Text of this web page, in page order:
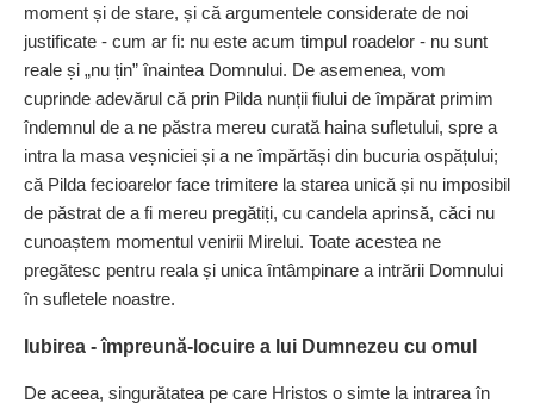
moment și de stare, și că argumentele considerate de noi
justificate - cum ar fi: nu este acum timpul roadelor - nu sunt
reale și „nu țin” înaintea Domnului. De asemenea, vom
cuprinde adevărul că prin Pilda nunții fiului de împărat primim
îndemnul de a ne păstra mereu curată haina sufletului, spre a
intra la masa veșniciei și a ne împărtăși din bucuria ospățului;
că Pilda fecioarelor face trimitere la starea unică și nu imposibil
de păstrat de a fi mereu pregătiți, cu candela aprinsă, căci nu
cunoaștem momentul venirii Mirelui. Toate acestea ne
pregătesc pentru reala și unica întâmpinare a intrării Domnului
în sufletele noastre.
Iubirea - împreună‑locuire a lui Dumnezeu cu omul
De aceea, singurătatea pe care Hristos o simte la intrarea în